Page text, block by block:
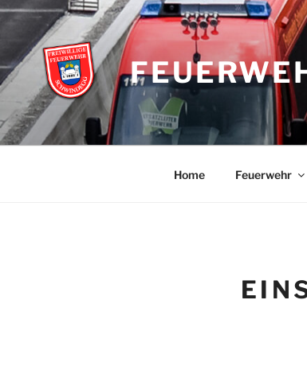
Zum
springen
Home Feuerwehr